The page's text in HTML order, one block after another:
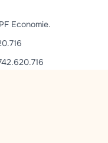
Economie.